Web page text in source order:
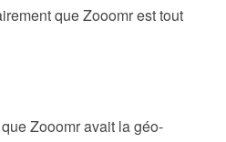
que Zooomr est tout
Zooomr avait la géo-